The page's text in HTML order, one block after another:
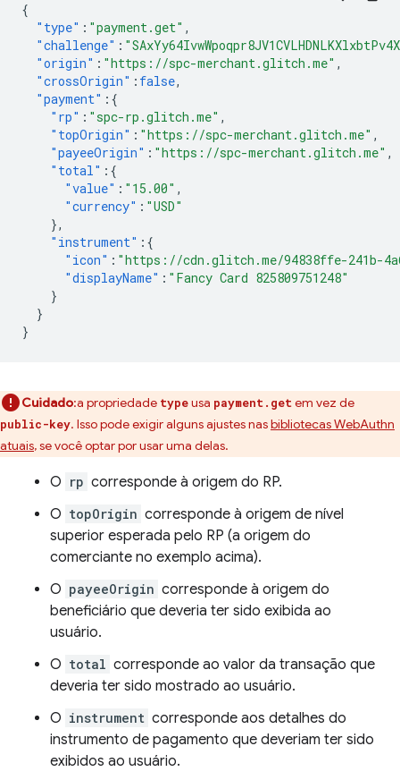
{
"type" : "payment.get" ,
"challenge" :
"origin" : "https://spc-merchant.glitch.me" ,
"crossOrigin" : false,
"payment" :{
"rp" : "spc-rp.glitch.me" ,
"topOrigin" : "https://spc-merchant.glitch.me" ,
"payeeOrigin" : "https://spc-merchant.glitch.me" ,
"total" :{
"value" : "15.00" ,
"currency" : "USD"
},
"instrument" :{
"icon" : "https://cdn.glitch.me/94838ffe-241b-
"displayName" : "Fancy Card 825809751248"
}
}
}
Cuidado:a propriedade typeusa payment.getem vez de
public-key. Isso pode exigir alguns ajustes nasbibliotecas WebAuthn
atuais, se você optar por usar uma delas.
O rp corresponde à origem do RP.
O topOrigin corresponde à origem de nível
superior esperada pelo RP (a origem do
comerciante no exemplo acima).
O payeeOrigin corresponde à origem do
beneficiário que deveria ter sido exibida ao
usuário.
O total corresponde ao valor da transação que
deveria ter sido mostrado ao usuário.
O instrument corresponde aos detalhes do
instrumento de pagamento que deveriam ter sido
exibidos ao usuário.